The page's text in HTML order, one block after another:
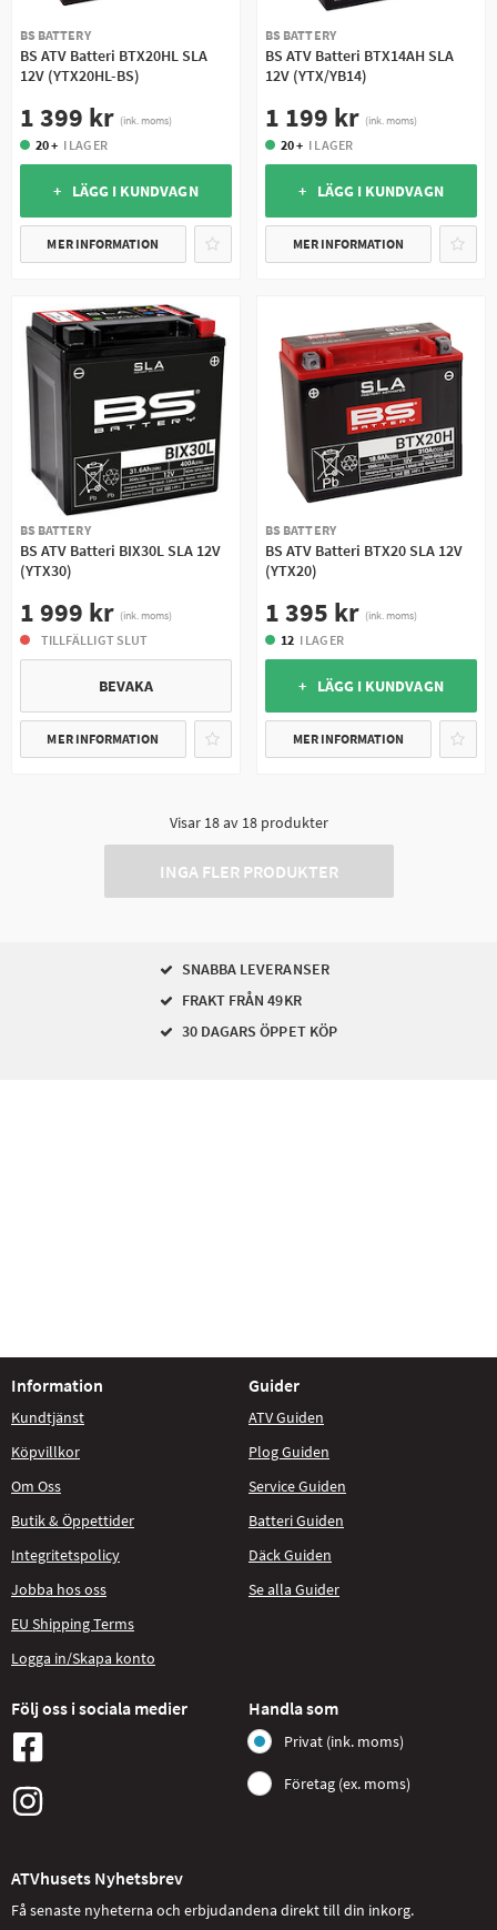
BS BATTERY
BS ATV Batteri BTX20HL SLA
12V (YTX20HL-BS)
1 399 kr (ink. moms)
20 + I LAGER
+ LÄGG I KUNDVAGN
MER INFORMATION
BS BATTERY
BS ATV Batteri BTX14AH SLA
12V (YTX/YB14)
1 199 kr (ink. moms)
20 + I LAGER
+ LÄGG I KUNDVAGN
MER INFORMATION
BS BATTERY
BS ATV Batteri BIX30L SLA 12V
(YTX30)
1 999 kr (ink. moms)
TILLFÄLLIGT SLUT
BEVAKA
MER INFORMATION
BS BATTERY
BS ATV Batteri BTX20 SLA 12V
(YTX20)
1 395 kr (ink. moms)
12 I LAGER
+ LÄGG I KUNDVAGN
MER INFORMATION
Visar 18av 18produkter
INGA FLER PRODUKTER
SNABBA LEVERANSER
FRAKT FRÅN 49KR
30 DAGARS ÖPPET KÖP
Information
Kundtjänst
Köpvillkor
Om Oss
Butik & Öppettider
Integritetspolicy
Jobba hos oss
EU Shipping Terms
Logga in/Skapa konto
Guider
ATV Guiden
Plog Guiden
Service Guiden
Batteri Guiden
Däck Guiden
Se alla Guider
Följ oss i sociala medier Handla som
Privat (ink. moms)
Företag (ex. moms)
ATVhusets Nyhetsbrev
Få senaste nyheterna och erbjudandena direkt till din inkorg.